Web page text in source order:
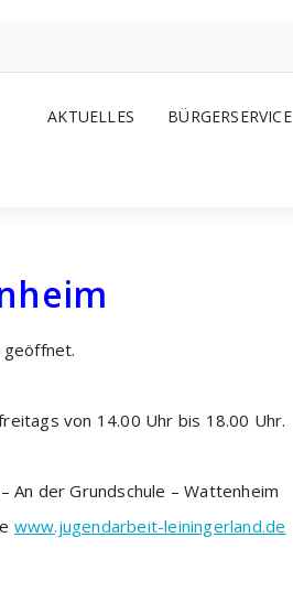
AKTUELLES BÜRGERSERVICE
geöffnet.
von 14.00 Uhr bis 18.00 Uhr.
An der Grundschule – Wattenheim
www.jugendarbeit-leiningerland.de